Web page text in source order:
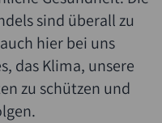
sind überall zu
hier bei uns
das Klima, unsere
zu schützen und